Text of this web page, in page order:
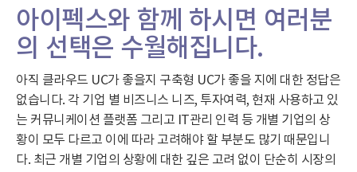
아이펙스와 함께 하시면 여러분
의 선택은 수월해집니다.
아직 클라우드 UC가 좋을지 구축형 UC가 좋을 지에 대한 정답은
없습니다. 각 기업 별 비즈니스 니즈, 투자여력, 현재 사용하고 있
는 커뮤니케이션 플랫폼 그리고 IT관리 인력 등 개별 기업의 상
황이 모두 다르고 이에 따라 고려해야 할 부분도 많기 때문입니
다. 최근 개별 기업의 상황에 대한 깊은 고려 없이 단순히 시장의